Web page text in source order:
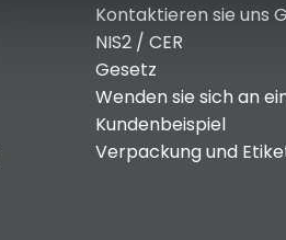
Kontaktieren sie uns
NIS2 / CER
Gesetz
Wenden sie sich an
Kundenbeispiel
Verpackung und